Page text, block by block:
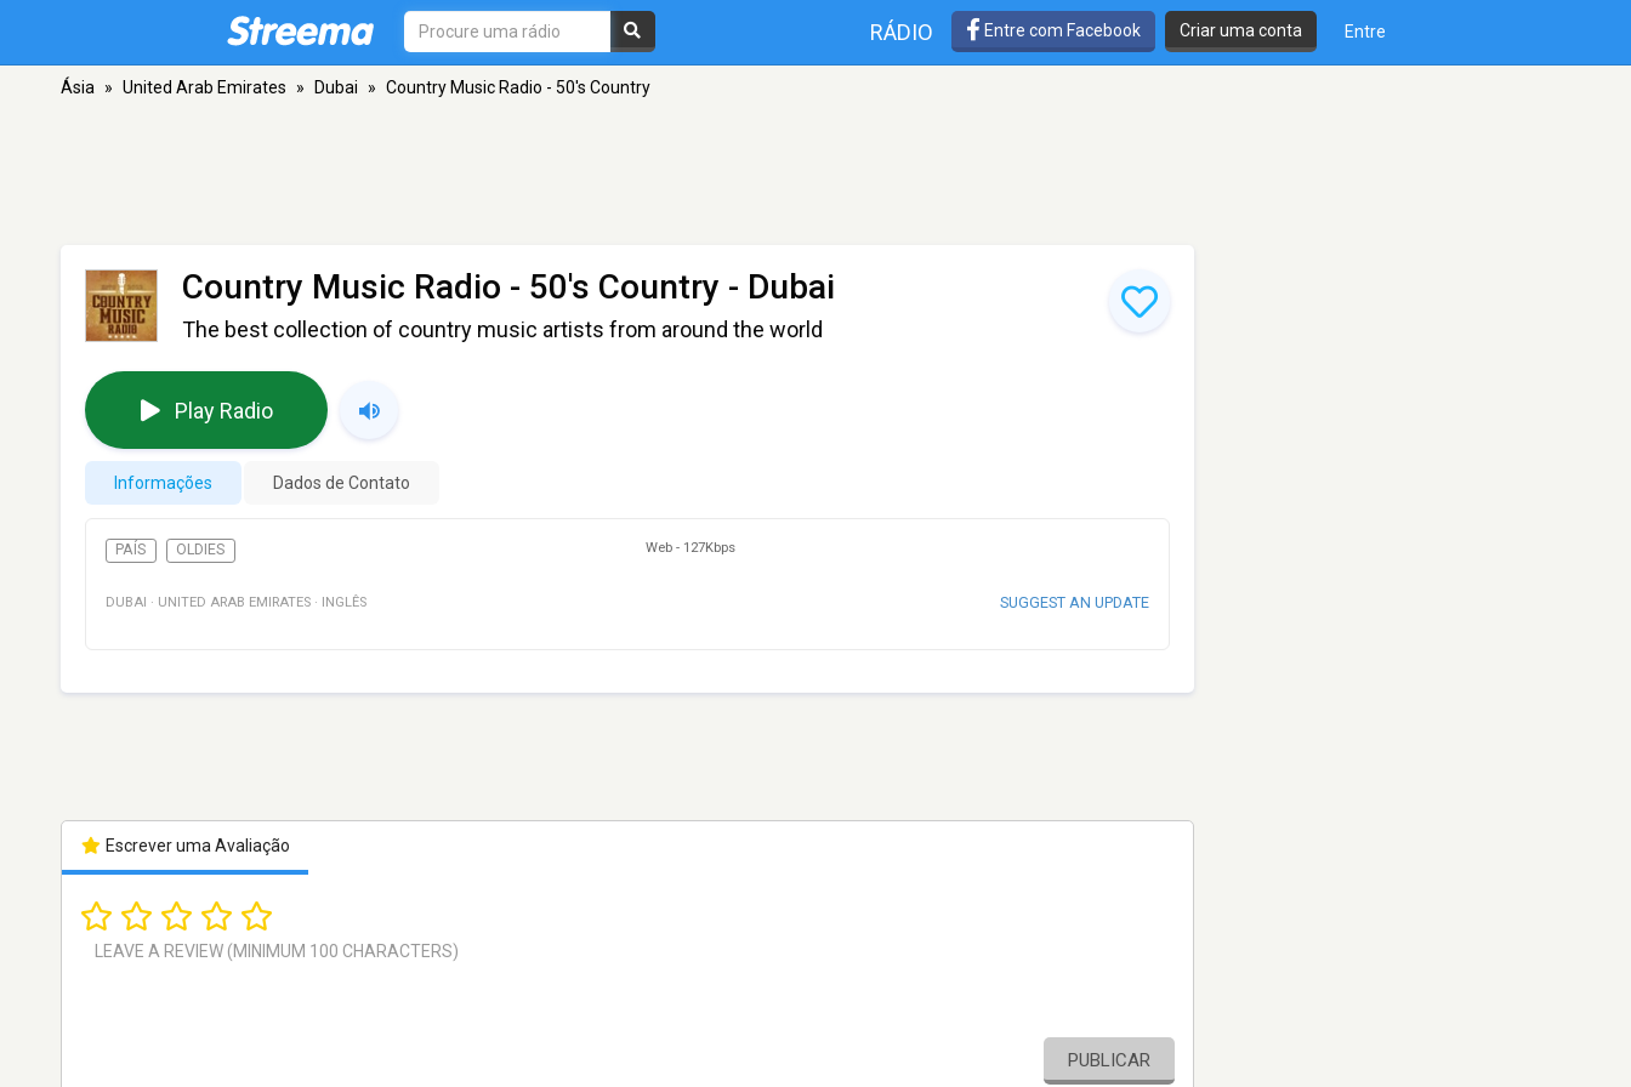
RÁDIO Entre com Facebook Criar uma conta Entre
Ásia » United Arab Emirates » Dubai » Country Music Radio - 50's Country
Country Music Radio - 50's Country - Dubai
The best collection of country music artists from around the world
Play Radio
Informações Dados de Contato
PAÍS OLDIES Web - 127Kbps
DUBAI · UNITED ARAB EMIRATES · INGLÊS SUGGEST AN UPDATE
Escrever uma Avaliação
PUBLICAR